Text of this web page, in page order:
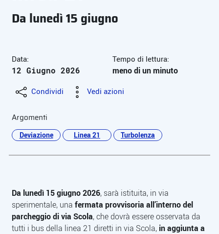
Da lunedì 15 giugno
Data:
12 Giugno 2026
Tempo di lettura:
meno di un minuto
Condividi Vedi azioni
Argomenti
Deviazione Linea 21 Turbolenza
Descrizione
Da lunedì 15 giugno 2026, sarà istituita, in via
sperimentale, una fermata provvisoria all’interno del
parcheggio di via Scola, che dovrà essere osservata da
tutti i bus della linea 21 diretti in via Scola, in aggiunta a